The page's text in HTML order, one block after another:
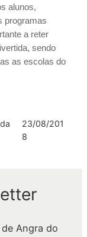
alunos,
programas
a reter
sendo
as escolas do
23/08/201
8
Angra do